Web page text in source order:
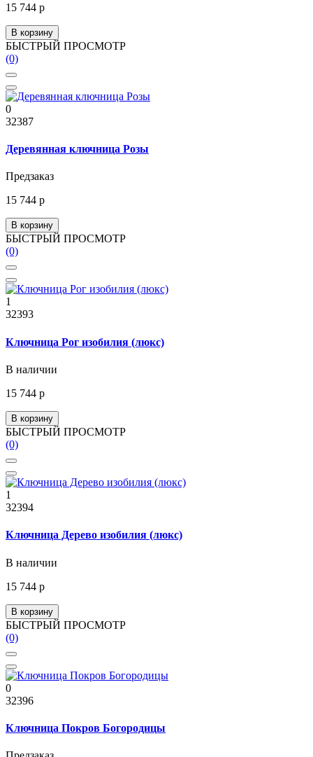
15 744 р
В корзину
БЫСТРЫЙ ПРОСМОТР
(0)
0
32387
Деревянная ключница Розы
Предзаказ
15 744 р
В корзину
БЫСТРЫЙ ПРОСМОТР
(0)
1
32393
Ключница Рог изобилия (люкс)
В наличии
15 744 р
В корзину
БЫСТРЫЙ ПРОСМОТР
(0)
1
32394
Ключница Дерево изобилия (люкс)
В наличии
15 744 р
В корзину
БЫСТРЫЙ ПРОСМОТР
(0)
0
32396
Ключница Покров Богородицы